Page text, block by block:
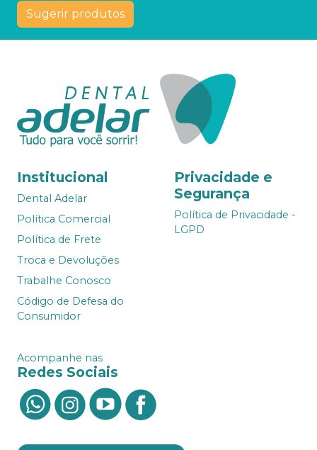
Sugerir produtos
Institucional
Dental Adelar
Política Comercial
Política de Frete
Troca e Devoluções
Trabalhe Conosco
Código de Defesa do
Consumidor
Privacidade e
Segurança
Política de Privacidade -
LGPD
Acompanhe nas
Redes Sociais